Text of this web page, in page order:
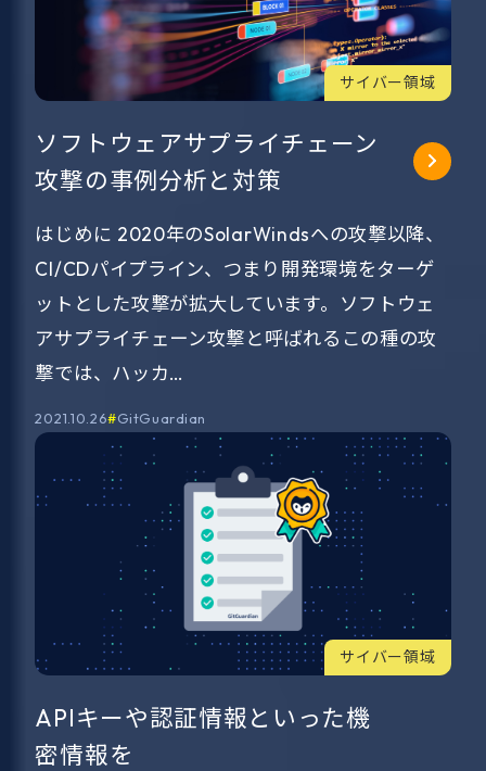
サイバー領域
ソフトウェアサプライチェーン
攻撃の事例分析と対策
はじめに 2020年のSolarWindsへの攻撃以降、
CI/CDパイプライン、つまり開発環境をターゲ
ットとした攻撃が拡大しています。ソフトウェ
アサプライチェーン攻撃と呼ばれるこの種の攻
撃では、ハッカ…
2021.10.26 GitGuardian
サイバー領域
APIキーや認証情報といった機
密情報を